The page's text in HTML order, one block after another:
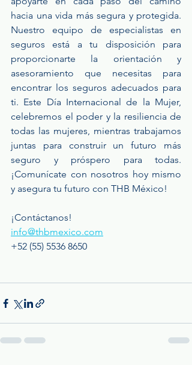
hacia una vida más segura y protegida.
Nuestro equipo de especialistas en
seguros está a tu disposición para
proporcionarte la orientación y
asesoramiento que necesitas para
encontrar los seguros adecuados para
ti. Este Día Internacional de la Mujer,
celebremos el poder y la resiliencia de
todas las mujeres, mientras trabajamos
juntas para construir un futuro más
seguro y próspero para todas.
¡Comunícate con nosotros hoy mismo
y asegura tu futuro con THB México!
¡Contáctanos!
info@thbmexico.com
+52 (55) 5536 8650